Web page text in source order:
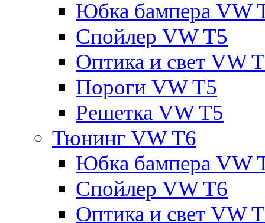
Юбка бампера VW
Спойлер VW T5
Оптика и свет VW
Пороги VW T5
Решетка VW T5
Тюнинг VW T6
Юбка бампера VW
Спойлер VW T6
Оптика и свет VW